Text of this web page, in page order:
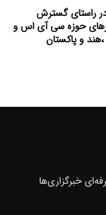
در راستای گسترش
حوزه سی آی اس و
و پاکستان
خبرگزاری‌ها